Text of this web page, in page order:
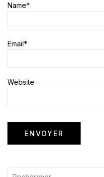
Name*
Email*
Website